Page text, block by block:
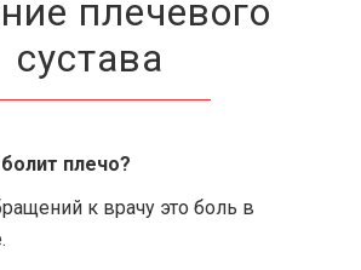
плечевого
сустава
плечо?
к врачу это боль в